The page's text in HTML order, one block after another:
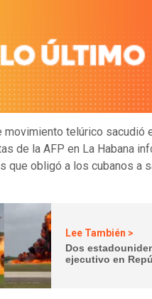
movimiento telúrico sacudió
de la AFP en La Habana
que obligó a los cubanos a
Lee También >
Dos
ejecutivo en